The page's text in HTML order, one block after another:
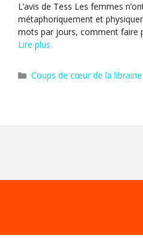
L’avis de Tess Les femmes
métaphoriquement et
mots par jours, comment faire
Lire plus
Catégories
Coups de cœur de la librairie